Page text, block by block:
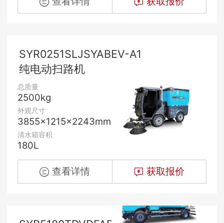
SYR0251SLJSYABEV-A1
纯电动扫路机
总质量
2500kg
外观尺寸
3855x1215x2243mm
清水箱容积
180L
查看详情 获取报价